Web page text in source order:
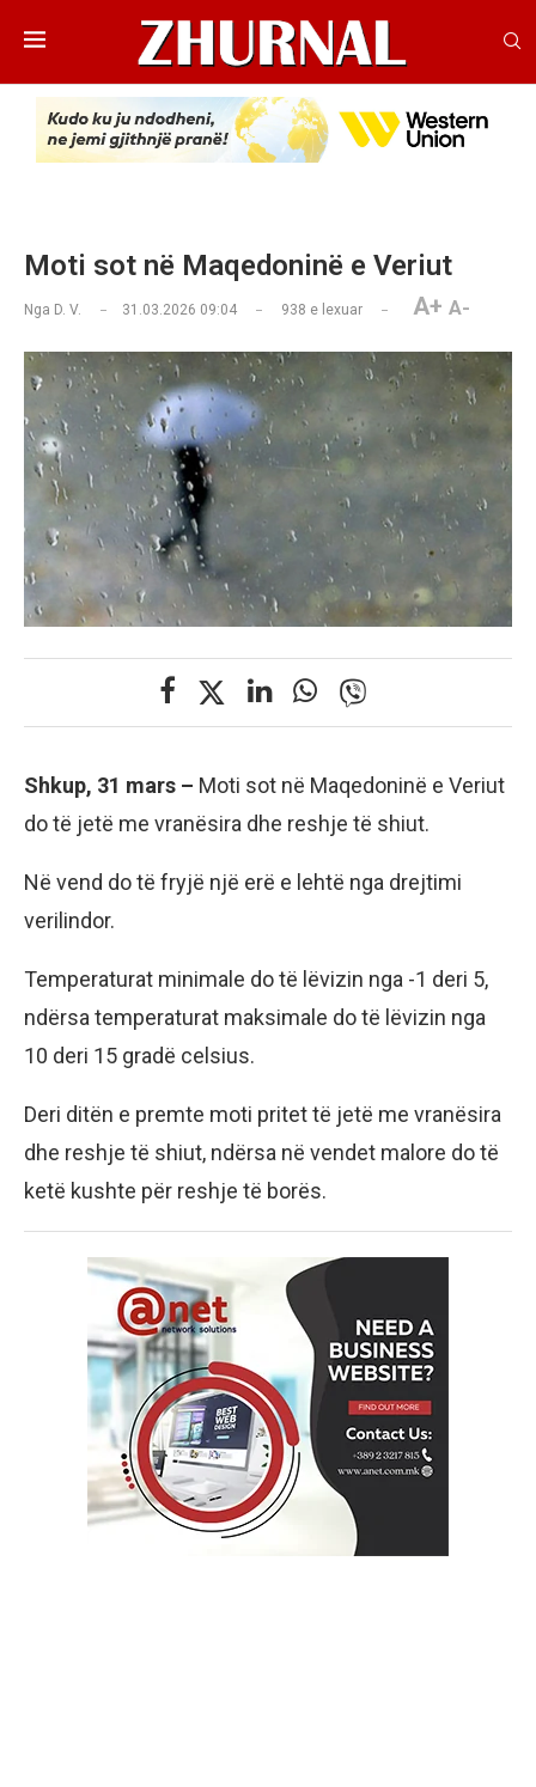
Moti sot në Maqedoninë e Veriut
Nga D. V. 31.03.2026 09:04 938 e lexuar A+ A-
Shkup, 31 mars – Moti sot në Maqedoninë e Veriut
do të jetë me vranësira dhe reshje të shiut.
Në vend do të fryjë një erë e lehtë nga drejtimi
verilindor.
Temperaturat minimale do të lëvizin nga -1 deri 5,
ndërsa temperaturat maksimale do të lëvizin nga
10 deri 15 gradë celsius.
Deri ditën e premte moti pritet të jetë me vranësira
dhe reshje të shiut, ndërsa në vendet malore do të
ketë kushte për reshje të borës.